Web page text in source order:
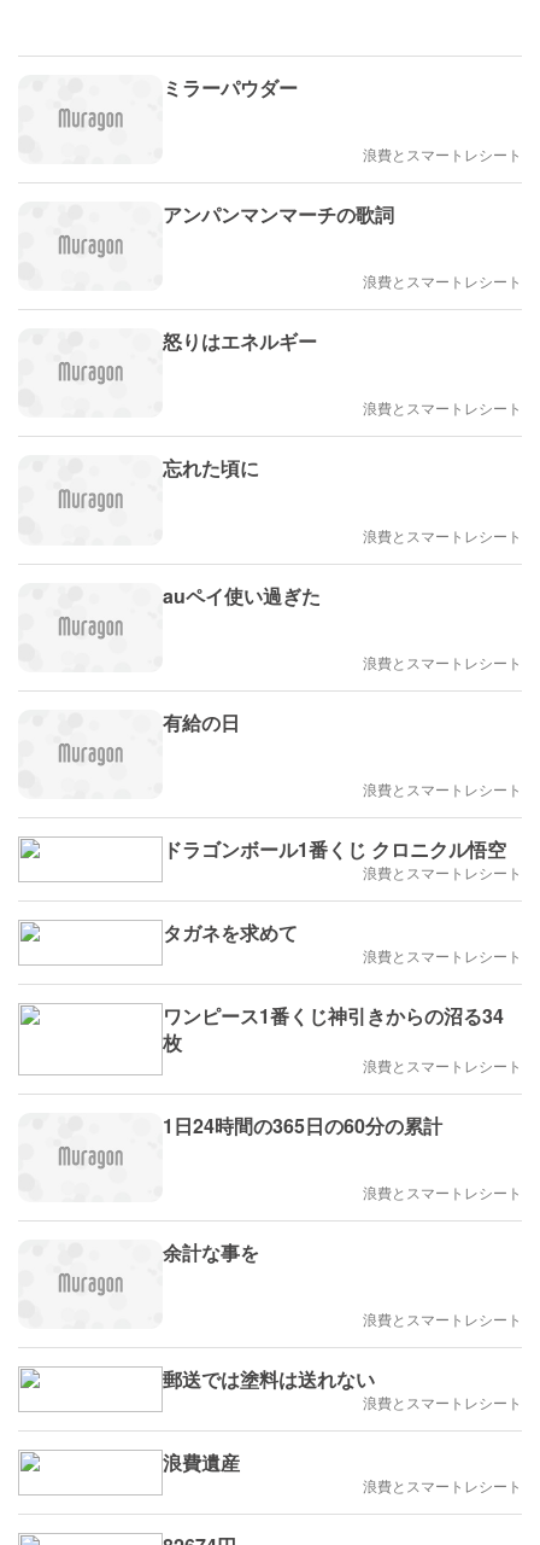
ミラーパウダー
浪費とスマートレシート
アンパンマンマーチの歌詞
浪費とスマートレシート
怒りはエネルギー
浪費とスマートレシート
忘れた頃に
浪費とスマートレシート
auペイ使い過ぎた
浪費とスマートレシート
有給の日
浪費とスマートレシート
ドラゴンボール1番くじ クロニクル悟空
浪費とスマートレシート
タガネを求めて
浪費とスマートレシート
ワンピース1番くじ神引きからの沼る34
枚
浪費とスマートレシート
1日24時間の365日の60分の累計
浪費とスマートレシート
余計な事を
浪費とスマートレシート
郵送では塗料は送れない
浪費とスマートレシート
浪費遺産
浪費とスマートレシート